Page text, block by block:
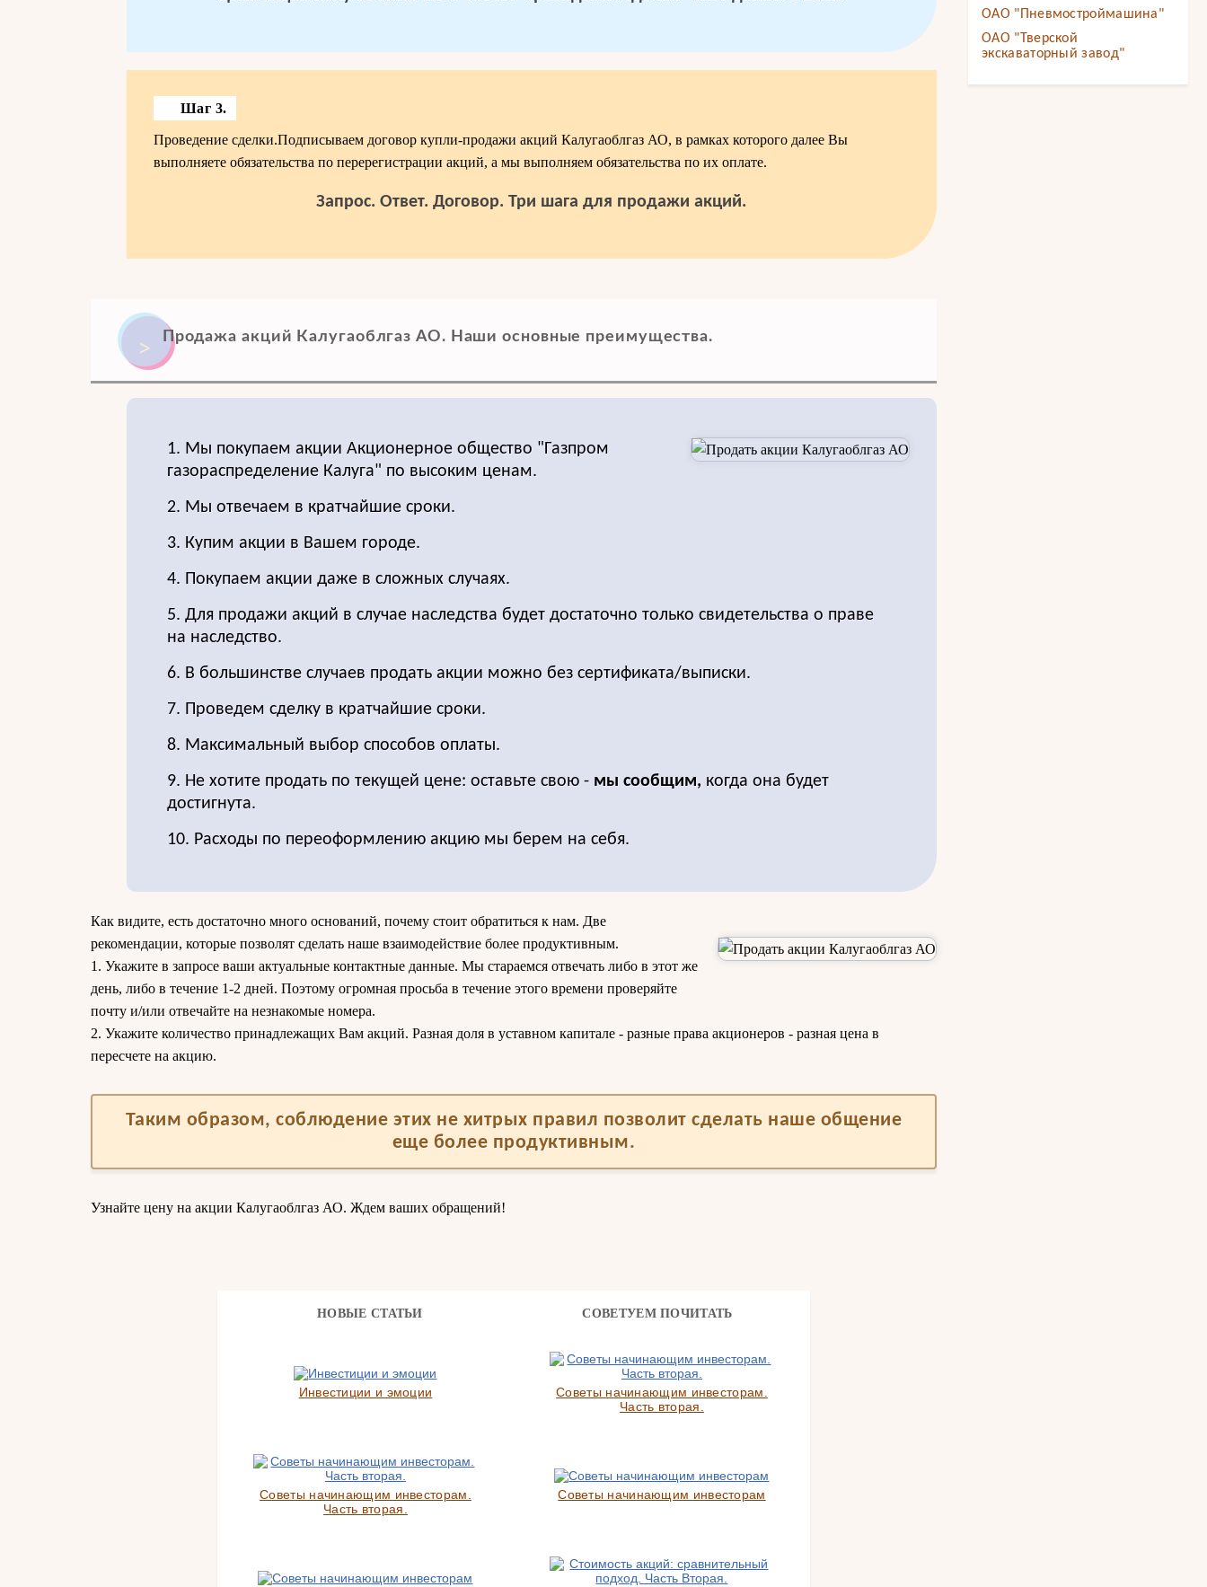
Шаг 3.
Проведение сделки.Подписываем договор купли-продажи акций Калугаоблгаз АО, в рамках которого далее Вы
выполняете обязательства по перерегистрации акций, а мы выполняем обязательства по их оплате.
Запрос. Ответ. Договор. Три шага для продажи акций.
Продажа акций Калугаоблгаз АО. Наши основные преимущества.
1. Мы покупаем акции Акционерное общество "Газпром
газораспределение Калуга" по высоким ценам.
2. Мы отвечаем в кратчайшие сроки.
3. Купим акции в Вашем городе.
4. Покупаем акции даже в сложных случаях.
5. Для продажи акций в случае наследства будет достаточно только свидетельства о праве
на наследство.
6. В большинстве случаев продать акции можно без сертификата/выписки.
7. Проведем сделку в кратчайшие сроки.
8. Максимальный выбор способов оплаты.
9. Не хотите продать по текущей цене: оставьте свою - мы сообщим, когда она будет
достигнута.
10. Расходы по переоформлению акцию мы берем на себя.
Как видите, есть достаточно много оснований, почему стоит обратиться к нам. Две
рекомендации, которые позволят сделать наше взаимодействие более продуктивным.
1. Укажите в запросе ваши актуальные контактные данные. Мы стараемся отвечать либо в этот же
день, либо в течение 1-2 дней. Поэтому огромная просьба в течение этого времени проверяйте
почту и/или отвечайте на незнакомые номера.
2. Укажите количество принадлежащих Вам акций. Разная доля в уставном капитале - разные права акционеров - разная цена в
пересчете на акцию.
Таким образом, соблюдение этих не хитрых правил позволит сделать наше общение
еще более продуктивным.
Узнайте цену на акции Калугаоблгаз АО. Ждем ваших обращений!
НОВЫЕ СТАТЬИ СОВЕТУЕМ ПОЧИТАТЬ
Инвестиции и эмоции
Советы начинающим инвесторам.
Часть вторая.
Советы начинающим инвесторам.
Часть вторая.
Советы начинающим инвесторам
ОАО "Пневмостроймашина"
ОАО "Тверской
экскаваторный завод"